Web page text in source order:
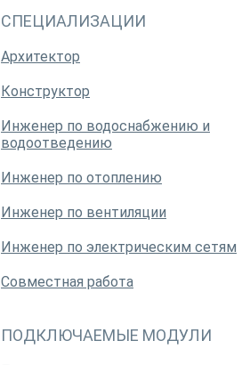
СПЕЦИАЛИЗАЦИИ
Архитектор
Конструктор
Инженер по водоснабжению и
водоотведению
Инженер по отоплению
Инженер по вентиляции
Инженер по электрическим сетям
Совместная работа
ПОДКЛЮЧАЕМЫЕ МОДУЛИ